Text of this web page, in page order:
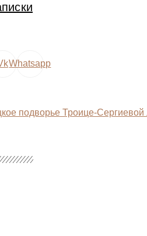
Whatsapp